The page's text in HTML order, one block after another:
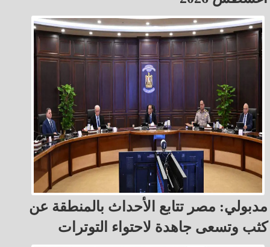
مدبولي: مصر تتابع الأحداث بالمنطقة عن
كثب وتسعى جاهدة لاحتواء التوترات